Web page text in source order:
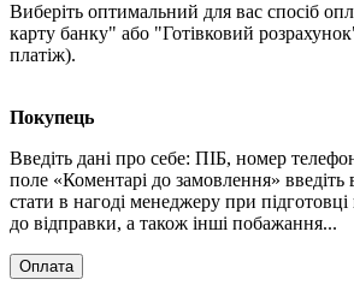
Виберіть оптимальний для вас спосіб
карту банку" або "Готівковий
платіж).
Покупець
Введіть дані про себе: ПІБ, номер
поле «Коментарі до замовлення» введіть
стати в нагоді менеджеру при
до відправки, а також інші побажання...
Оплата